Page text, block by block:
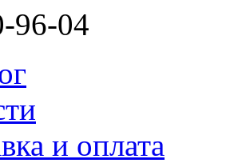
96-04
и оплата